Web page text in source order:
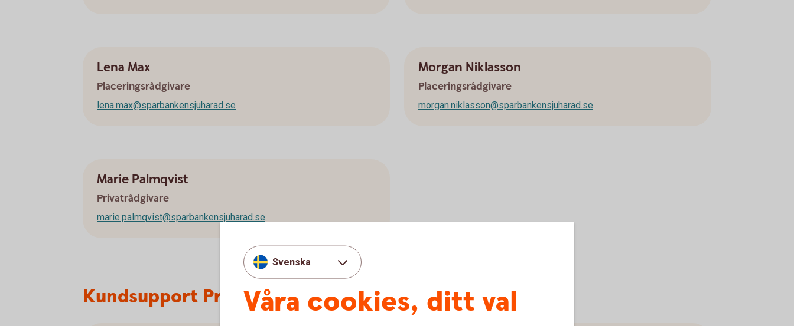
Lena Max
Placeringsrådgivare
lena.max@sparbankensjuharad.se
Morgan Niklasson
Placeringsrådgivare
morgan.niklasson@sparbankensjuharad.se
Marie Palmqvist
Privatrådgivare
marie.palmqvist@sparbankensjuharad.se
Kundsupport Privatmarknad
Svenska
Våra cookies, ditt val